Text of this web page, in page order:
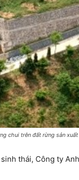
chui trên đất rừng sản
thái, Công ty